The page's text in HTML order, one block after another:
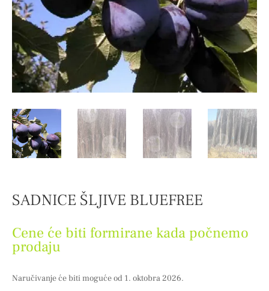
SADNICE ŠLJIVE BLUEFREE
Cene će biti formirane kada počnemo
prodaju
Naručivanje će biti moguće od 1. oktobra 2026.